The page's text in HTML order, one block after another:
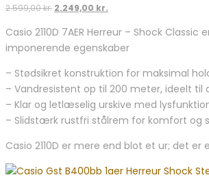
0
out
5
2.599,00kr. Den
pris
var:
2.249,00 kr.
pris
er:
Casio 2110D 7AER Herreur – Shock
imponerende egenskaber
– Stødsikret konstruktion for maksimal
– Vandresistent op til 200 meter, ideelt til
– Klar og letlæselig urskive med
– Slidstærk rustfri stålrem for komfort og
Casio 2110D er mere end blot et ur; det